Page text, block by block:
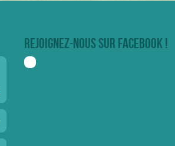
Rejoignez-nous sur facebook !